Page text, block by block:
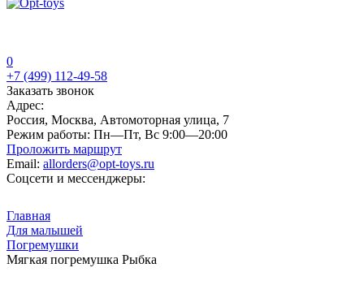
0
+7 (499) 112-49-58
Заказать звонок
Адрес:
Россия, Москва, Автомоторная улица, 7
Режим работы: Пн—Пт, Вс 9:00—20:00
Проложить маршрут
Email: allorders@opt-toys.ru
Соцсети и мессенджеры:
Главная
Для малышей
Погремушки
Мягкая погремушка Рыбка